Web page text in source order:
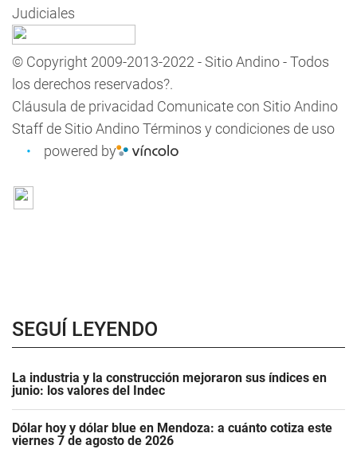
Judiciales
© Copyright 2009-2013-2022 - Sitio Andino - Todos
los derechos reservados?.
Cláusula de privacidad Comunicate con Sitio Andino
Staff de Sitio AndinoTérminos y condiciones de uso
powered by
SEGUÍ LEYENDO
La industria y la construcción mejoraron sus índices en
junio: los valores del Indec
Dólar hoy y dólar blue en Mendoza: a cuánto cotiza este
viernes 7 de agosto de 2026